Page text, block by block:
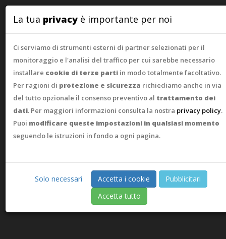
WebAsk
La tua privacy è importante per noi
Ci serviamo di strumenti esterni di partner selezionati per il
monitoraggio e l'analisi del traffico per cui sarebbe necessario
installare cookie di terze parti in modo totalmente facoltativo.
Per ragioni di protezione e sicurezza richiediamo anche in via
del tutto opzionale il consenso preventivo al trattamento dei
dati. Per maggiori informazioni consulta la nostra privacy policy.
Puoi modificare queste impostazioni in qualsiasi momento
seguendo le istruzioni in fondo a ogni pagina.
Solo necessari Accetta i cookie
Pubblicitari
Accetta tutto